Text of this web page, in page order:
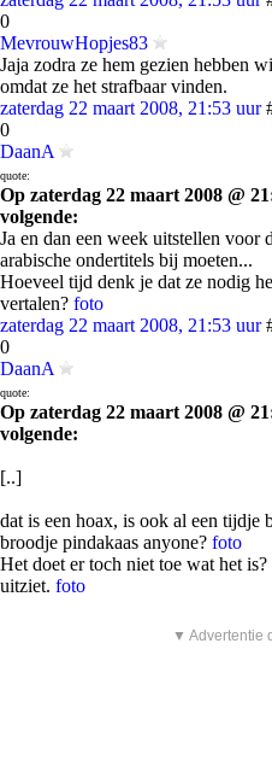
0
MevrouwHopjes83
Jaja zodra ze hem gezien hebben
omdat ze het strafbaar vinden.
zaterdag 22 maart 2008, 21:53 uur
0
DaanA
quote:
Op zaterdag 22 maart 2008 @
volgende:
Ja en dan een week uitstellen voor
arabische ondertitels bij moeten...
Hoeveel tijd denk je dat ze nodig
vertalen? foto
zaterdag 22 maart 2008, 21:53 uur
0
DaanA
quote:
Op zaterdag 22 maart 2008 @
volgende:
[..]
dat is een hoax, is ook al een tijdje
broodje pindakaas anyone? foto
Het doet er toch niet toe wat het
uitziet. foto
▼ Advertentie